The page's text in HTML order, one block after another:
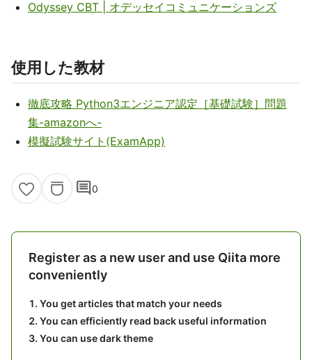
Odyssey CBT | オデッセイコミュニケーションズ
使用した教材
徹底攻略 Python3エンジニア認定［基礎試験］問題
集-amazonへ-
模擬試験サイト(ExamApp)
comment0
Register as a new user and use Qiita more
conveniently
You get articles that match your needs
You can efficiently read back useful information
You can use dark theme